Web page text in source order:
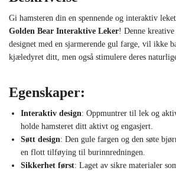
Gi hamsteren din en spennende og interaktiv
Golden Bear Interaktive Leker! Denne kreative
designet med en sjarmerende gul farge, vil ikke
kjæledyret ditt, men også stimulere deres
Egenskaper:
Interaktiv design: Oppmuntrer til lek og
holde hamsteret ditt aktivt og engasjert.
Søtt design: Den gule fargen og den søte
en flott tilføying til burinnredningen.
Sikkerhet først: Laget av sikre materialer